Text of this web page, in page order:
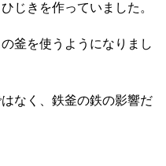
じきを作っていました。
釜を使うようになりまし
なく、鉄釜の鉄の影響だ